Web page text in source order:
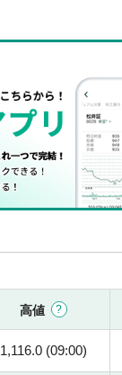
高値
1,116.0 (09:00)